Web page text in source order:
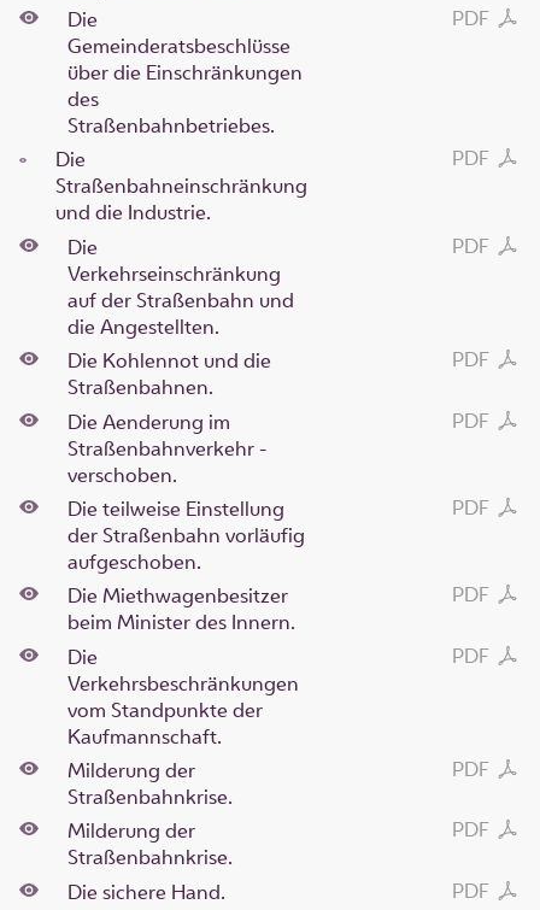
PDF
Die
Gemeinderatsbeschlüsse
über die Einschränkungen
des
Straßenbahnbetriebes.
PDF
Die
Straßenbahneinschränkung
und die Industrie.
PDF
Die
Verkehrseinschränkung
auf der Straßenbahn und
die Angestellten.
PDF
Die Kohlennot und die
Straßenbahnen.
PDF
Die Aenderung im
Straßenbahnverkehr -
verschoben.
PDF
Die teilweise Einstellung
der Straßenbahn vorläufig
aufgeschoben.
PDF
Die Miethwagenbesitzer
beim Minister des Innern.
PDF
Die
Verkehrsbeschränkungen
vom Standpunkte der
Kaufmannschaft.
PDF
Milderung der
Straßenbahnkrise.
PDF
Milderung der
Straßenbahnkrise.
PDF
Die sichere Hand.